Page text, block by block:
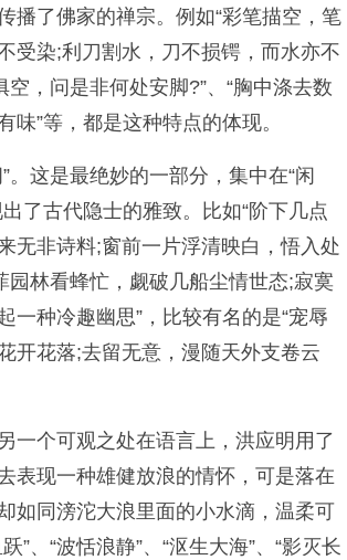
播了佛家的禅宗。例如“彩笔描空，笔
受染;利刀割水，刀不损锷，而水亦不
空，问是非何处安脚?”、“胸中涤去数
味”等，都是这种特点的体现。
。这是最绝妙的一部分，集中在“闲
了古代隐士的雅致。比如“阶下几点
无非诗料;窗前一片浮清映白，悟入处
园林看蜂忙，觑破几船尘情世态;寂寞
一种冷趣幽思”，比较有名的是“宠辱
开花落;去留无意，漫随天外支卷云
一个可观之处在语言上，洪应明用了
表现一种雄健放浪的情怀，可是落在
如同滂沱大浪里面的小水滴，温柔可
”、“波恬浪静”、“沤生大海”、“影灭长